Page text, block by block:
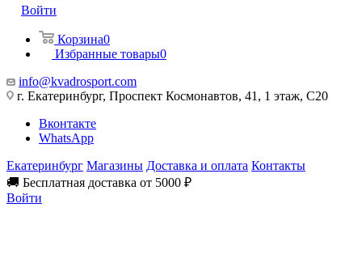
Войти
Корзина0
Избранные товары0
info@kvadrosport.com
г. Екатеринбург, Проспект Космонавтов, 41, 1 этаж, С20
Вконтакте
WhatsApp
Екатеринбург Магазины Доставка и оплата Контакты
🚚 Бесплатная доставка от 5000 ₽
Войти